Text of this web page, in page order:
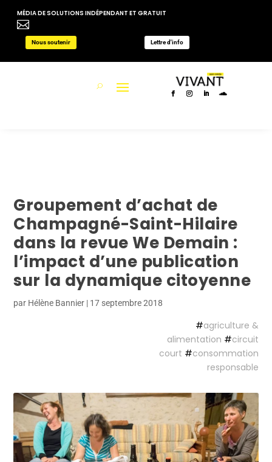
MÉDIA DE SOLUTIONS INDÉPENDANT ET GRATUIT

Nous soutenir Lettre d'info
Groupement d’achat de
Champagné-Saint-Hilaire
dans la revue We Demain :
l’impact d’une publication
sur la dynamique citoyenne
par Hélène Bannier | 17 septembre 2018
#agriculture &
alimentation #circuit
court #consommation
responsable